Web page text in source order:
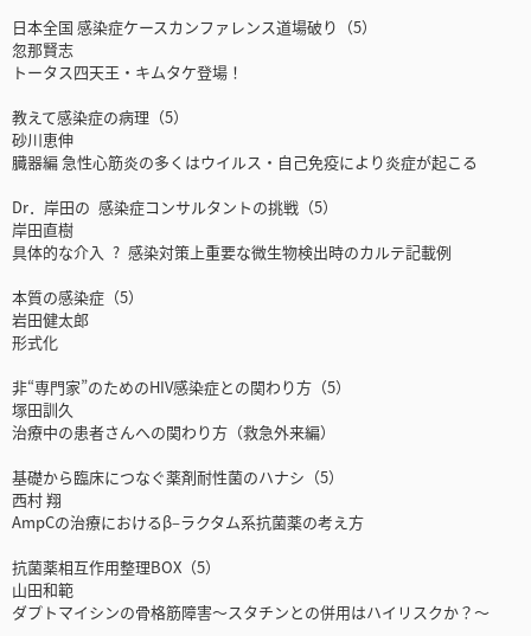
日本全国 感染症ケースカンファレンス道場破り（5）
忽那賢志
トータス四天王・キムタケ登場！
教えて感染症の病理（5）
砂川恵伸
臓器編 急性心筋炎の多くはウイルス・自己免疫により炎症が起こる
Dr．岸田の 感染症コンサルタントの挑戦（5）
岸田直樹
具体的な介入 ? 感染対策上重要な微生物検出時のカルテ記載例
本質の感染症（5）
岩田健太郎
形式化
非“専門家”のためのHIV感染症との関わり方（5）
塚田訓久
治療中の患者さんへの関わり方（救急外来編）
基礎から臨床につなぐ薬剤耐性菌のハナシ（5）
西村 翔
AmpCの治療におけるβ–ラクタム系抗菌薬の考え方
抗菌薬相互作用整理BOX（5）
山田和範
ダプトマイシンの骨格筋障害〜スタチンとの併用はハイリスクか？〜